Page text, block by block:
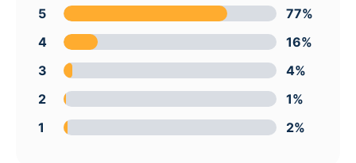
5
77%
4
16%
3
4%
2
1%
1
2%